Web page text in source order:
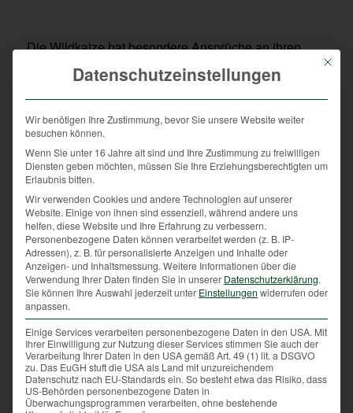
Die Wildkatze hat besondere Ansprüche an ihren
Lebensraum: Sie bevorzugt aufgrund ihrer scheuen
Natur zusammenhängende Laub- und
Laubmischwälder, die ein gemäßigt kontinentales bis
mediterran warmes Klima aufweisen. Dichtes
Gebüsch und angrenzende Wiesen zählen auch zum
bevorzugten Lebensraum des Tieres. Wildkatzen,
manchmal auch Waldkatzen genannt, ist es vor allem
besiedeln. So findet sie die benötigten
Rückzugsmöglichkeiten sowie versteckte
Aufzuchtsplätze für ihre Jungen vor.
Wildkatzen bringen ein- bis zweimal pro Jahr
zwischen März und Mai zwei bis vier Junge in einem
sicheren Versteck zur Welt. Sind die Jungtiere drei
Monate alt, beginnt das Muttertier ihren Nachwuchs
mit auf die Pirsch zu nehmen. Mit sechs Monaten
verlässt der Nachwuchs die Mutter.
Mit
Datenschutzeinstellungen
Wir benötigen Ihre Zustimmung, bevor Sie unsere Website weiter
besuchen können.
Wenn Sie unter 16 Jahre alt sind und Ihre Zustimmung zu freiwilligen
Diensten geben möchten, müssen Sie Ihre Erziehungsberechtigten um
Erlaubnis bitten.
Wir verwenden Cookies und andere Technologien auf unserer
Website. Einige von ihnen sind essenziell, während andere uns
helfen, diese Website und Ihre Erfahrung zu verbessern.
Personenbezogene Daten können verarbeitet werden (z. B. IP-
Adressen), z. B. für personalisierte Anzeigen und Inhalte oder
Anzeigen- und Inhaltsmessung. Weitere Informationen über die
Verwendung Ihrer Daten finden Sie in unserer Datenschutzerklärung.
Sie können Ihre Auswahl jederzeit unter Einstellungen widerrufen oder
anpassen.
Einige Services verarbeiten personenbezogene Daten in den USA. Mit
Ihrer Einwilligung zur Nutzung dieser Services stimmen Sie auch der
Verarbeitung Ihrer Daten in den USA gemäß Art. 49 (1) lit. a DSGVO
zu. Das EuGH stuft die USA als Land mit unzureichendem
Datenschutz nach EU-Standards ein. So besteht etwa das Risiko, dass
US-Behörden personenbezogene Daten in
Überwachungsprogrammen verarbeiten, ohne bestehende